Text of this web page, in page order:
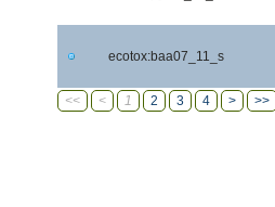
ecotox:baa07_11_s
<< < 1 2 3 4 > >>